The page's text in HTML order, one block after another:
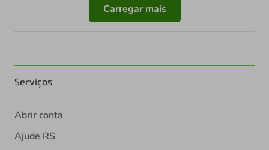
Carregar mais
Serviços
Abrir conta
Ajude RS